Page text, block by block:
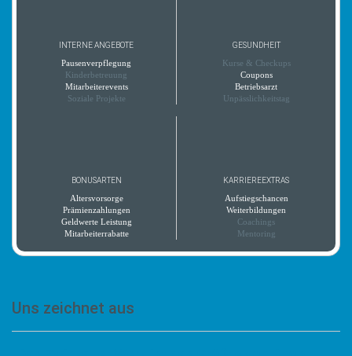
INTERNE ANGEBOTE
Pausenverpflegung
Kinderbetreuung
Mitarbeiterevents
Soziale Projekte
GESUNDHEIT
Kurse & Checkups
Coupons
Betriebsarzt
Unpässlichkeitstag
BONUSARTEN
Altersvorsorge
Prämienzahlungen
Geldwerte Leistung
Mitarbeiterrabatte
KARRIEREEXTRAS
Aufstiegschancen
Weiterbildungen
Coachings
Mentoring
Uns zeichnet aus